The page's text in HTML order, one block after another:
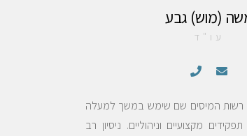
(מוש) גבע
עו"ד
רשות המיסים שם שימש במשך למעלה
מקצועיים וניהוליים. ניסיון רב